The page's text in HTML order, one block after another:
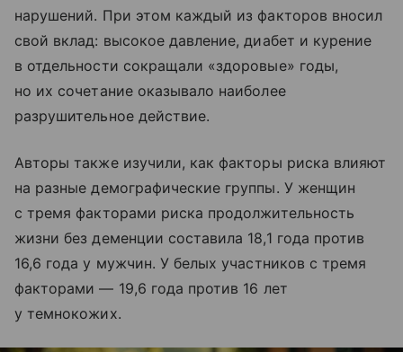
нарушений. При этом каждый из факторов вносил
свой вклад: высокое давление, диабет и курение
в отдельности сокращали «здоровые» годы,
но их сочетание оказывало наиболее
разрушительное действие.
Авторы также изучили, как факторы риска влияют
на разные демографические группы. У женщин
с тремя факторами риска продолжительность
жизни без деменции составила 18,1 года против
16,6 года у мужчин. У белых участников с тремя
факторами — 19,6 года против 16 лет
у темнокожих.